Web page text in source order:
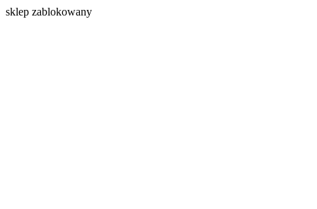
sklep zablokowany